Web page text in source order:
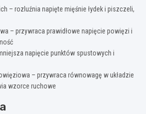
– rozluźnia napięte mięśnie łydek i piszczeli,
– przywraca prawidłowe napięcie powięzi i
napięcie punktów spustowych i
– przywraca równowagę w układzie
wzorce ruchowe